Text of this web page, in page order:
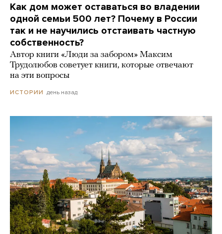
Как дом может оставаться во владении
одной семьи 500 лет? Почему в России
так и не научились отстаивать частную
собственность?
Автор книги «Люди за забором» Максим
Трудолюбов советует книги, которые отвечают
на эти вопросы
ИСТОРИИ день назад